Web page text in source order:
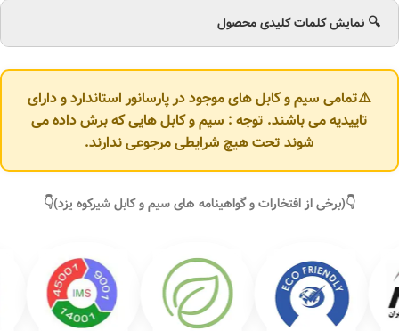
🔍 نمایش کلمات کلیدی محصول
⚠️تمامی سیم و کابل های موجود در پارسانور استاندارد و دارای
تاییدیه می باشند. توجه : سیم و کابل هایی که برش داده می
شوند تحت هیچ شرایطی مرجوعی ندارند.
👇(برخی از افتخارات و گواهینامه های سیم و کابل شیرکوه یزد)👇